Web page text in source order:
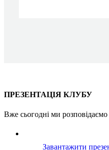
ПРЕЗЕНТАЦІЯ КЛУБУ
Вже сьогодні ми
Завантажити